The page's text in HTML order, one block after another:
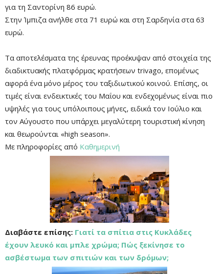
για τη Σαντορίνη 86 ευρώ.
Στην Ίμπιζα ανήλθε στα 71 ευρώ και στη Σαρδηνία στα 63
ευρώ.
Τα αποτελέσματα της έρευνας προέκυψαν από στοιχεία της
διαδικτυακής πλατφόρμας κρατήσεων trivago, επομένως
αφορά ένα μόνο μέρος του ταξιδιωτικού κοινού. Επίσης, οι
τιμές είναι ενδεικτικές του Μαΐου και ενδεχομένως είναι πιο
υψηλές για τους υπόλοιπους μήνες, ειδικά τον Ιούλιο και
τον Αύγουστο που υπάρχει μεγαλύτερη τουριστική κίνηση
και θεωρούνται «high season».
Με πληροφορίες από Καθημερινή
Διαβάστε επίσης: Γιατί τα σπίτια στις Κυκλάδες
έχουν λευκό και μπλε χρώμα; Πώς ξεκίνησε το
ασβέστωμα των σπιτιών και των δρόμων;